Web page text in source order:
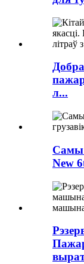
л...
Самы
New